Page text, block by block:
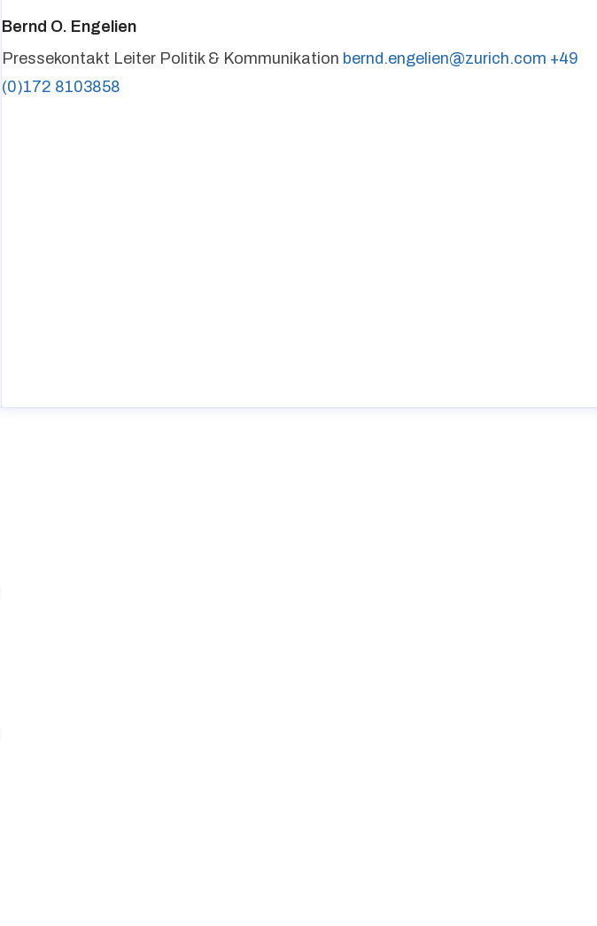
Bernd O. Engelien
Pressekontakt Leiter Politik & Kommunikation bernd.engelien@zurich.com +49
(0)172 8103858